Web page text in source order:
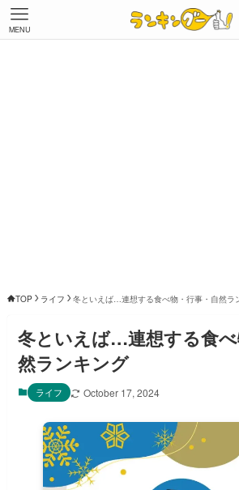
MENU
TOP ライフ 冬といえば…連想する食べ物・行事・自然ラ
冬といえば…連想する食べ
然ランキング
ライフ October 17, 2024